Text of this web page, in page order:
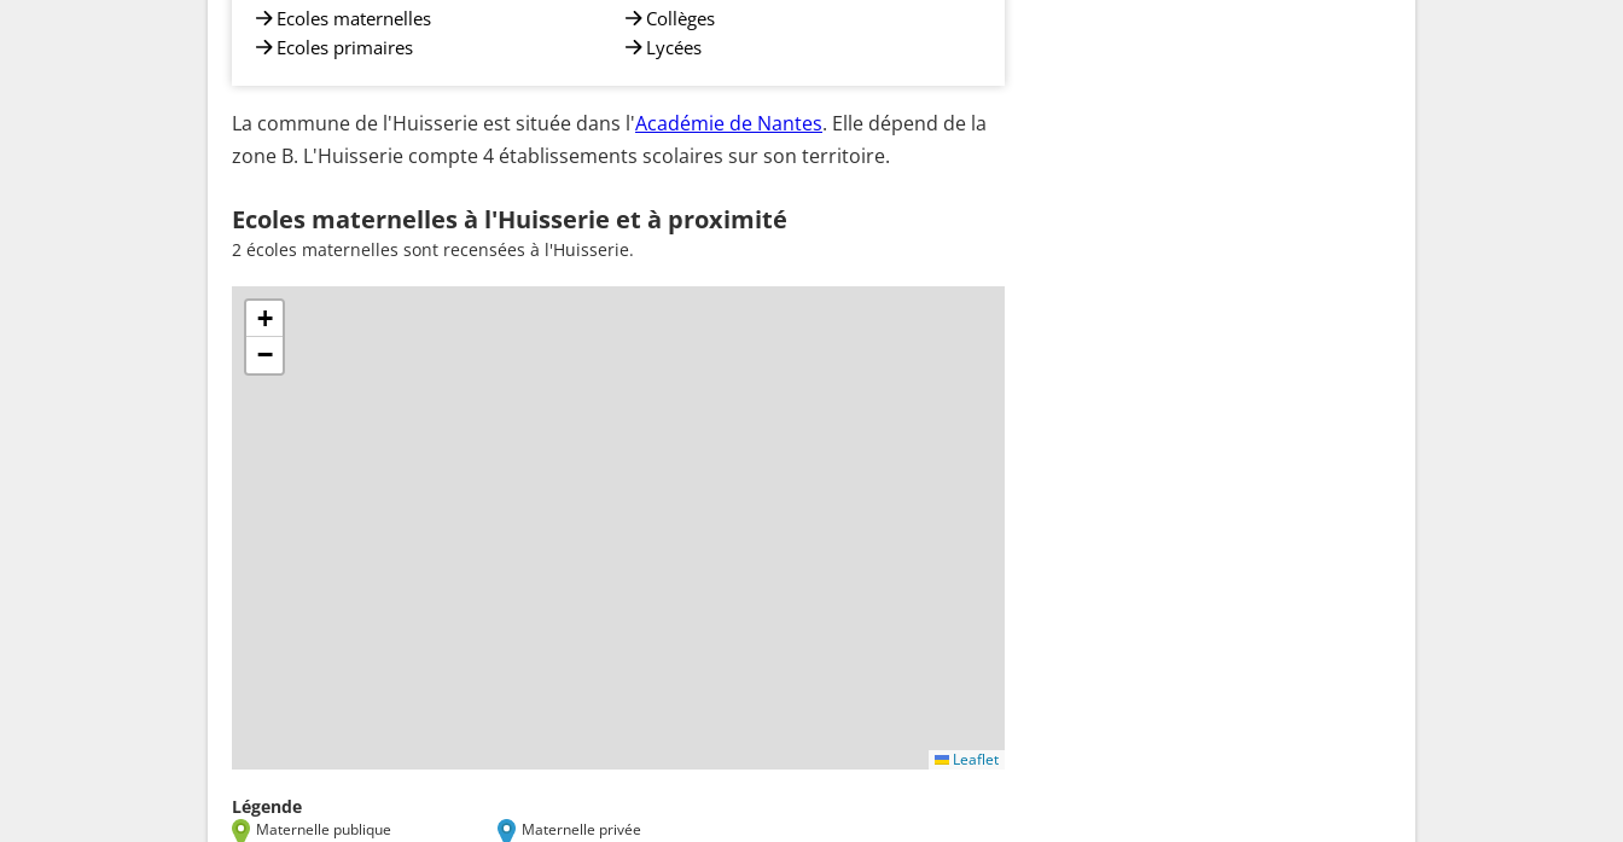
Ecoles maternelles
Ecoles primaires
Collèges
Lycées
La commune de l'Huisserie est située dans l'Académie de Nantes. Elle dépend de la
zone B. L'Huisserie compte 4 établissements scolaires sur son territoire.
Ecoles maternelles à l'Huisserie et à proximité
2 écoles maternelles sont recensées à l'Huisserie.
+
−
Leaflet
Légende
Maternelle publique Maternelle privée